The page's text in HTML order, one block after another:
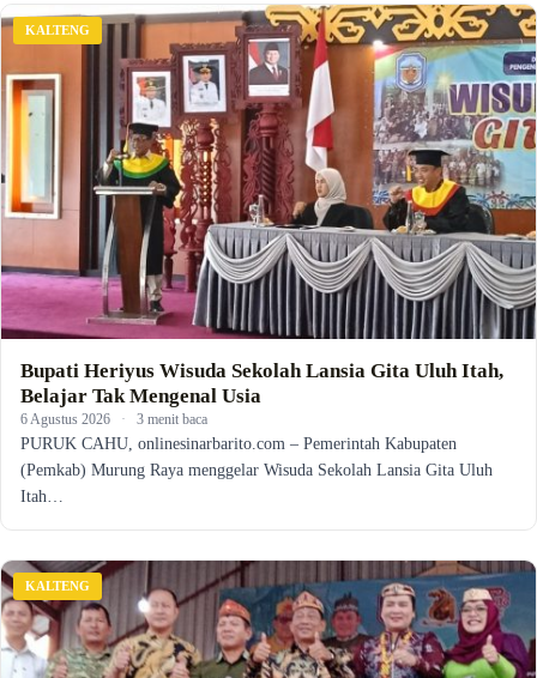
KALTENG
Bupati Heriyus Wisuda Sekolah Lansia Gita Uluh Itah,
Belajar Tak Mengenal Usia
6 Agustus 2026 · 3 menit baca
PURUK CAHU, onlinesinarbarito.com – Pemerintah Kabupaten
(Pemkab) Murung Raya menggelar Wisuda Sekolah Lansia Gita Uluh
Itah…
KALTENG